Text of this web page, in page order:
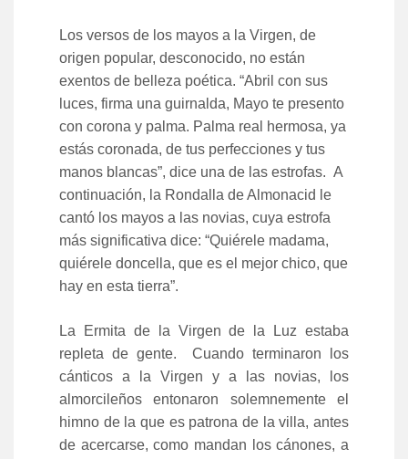
Los versos de los mayos a la Virgen, de
origen popular, desconocido, no están
exentos de belleza poética. “Abril con sus
luces, firma una guirnalda, Mayo te presento
con corona y palma. Palma real hermosa, ya
estás coronada, de tus perfecciones y tus
manos blancas”, dice una de las estrofas. A
continuación, la Rondalla de Almonacid le
cantó los mayos a las novias, cuya estrofa
más significativa dice: “Quiérele madama,
quiérele doncella, que es el mejor chico, que
hay en esta tierra”.
La Ermita de la Virgen de la Luz estaba
repleta de gente. Cuando terminaron los
cánticos a la Virgen y a las novias, los
almorcileños entonaron solemnemente el
himno de la que es patrona de la villa, antes
de acercarse, como mandan los cánones, a